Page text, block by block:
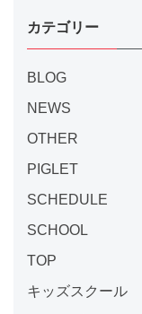
カテゴリー
BLOG
NEWS
OTHER
PIGLET
SCHEDULE
SCHOOL
TOP
キッズスクール